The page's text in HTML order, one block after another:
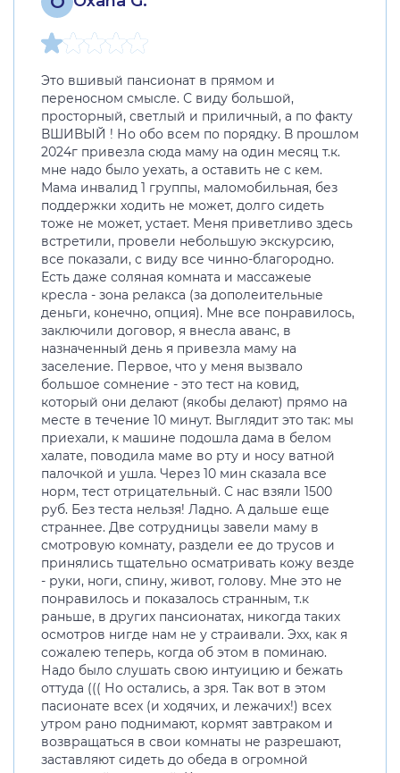
Это вшивый пансионат в прямом и
переносном смысле. С виду большой,
просторный, светлый и приличный, а по факту
ВШИВЫЙ ! Но обо всем по порядку. В прошлом
2024г привезла сюда маму на один месяц т.к.
мне надо было уехать, а оставить не с кем.
Мама инвалид 1 группы, маломобильная, без
поддержки ходить не может, долго сидеть
тоже не может, устает. Меня приветливо здесь
встретили, провели небольшую экскурсию,
все показали, с виду все чинно-благородно.
Есть даже соляная комната и массажеые
кресла - зона релакса (за дополеительные
деньги, конечно, опция). Мне все понравилось,
заключили договор, я внесла аванс, в
назначенный день я привезла маму на
заселение. Первое, что у меня вызвало
большое сомнение - это тест на ковид,
который они делают (якобы делают) прямо на
месте в течение 10 минут. Выглядит это так: мы
приехали, к машине подошла дама в белом
халате, поводила маме во рту и носу ватной
палочкой и ушла. Через 10 мин сказала все
норм, тест отрицательный. С нас взяли 1500
руб. Без теста нельзя! Ладно. А дальше еще
страннее. Две сотрудницы завели маму в
смотровую комнату, раздели ее до трусов и
принялись тщательно осматривать кожу везде
- руки, ноги, спину, живот, голову. Мне это не
понравилось и показалось странным, т.к
раньше, в других пансионатах, никогда таких
осмотров нигде нам не у страивали. Эхх, как я
сожалею теперь, когда об этом в поминаю.
Надо было слушать свою интуицию и бежать
оттуда ((( Но остались, а зря. Так вот в этом
пасионате всех (и ходячих, и лежачих!) всех
утром рано поднимают, кормят завтраком и
возвращаться в свои комнаты не разрешают,
заставляют сидеть до обеда в огромной